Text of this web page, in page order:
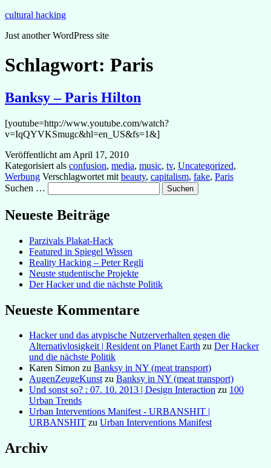
Zum
springen
cultural hacking
Just another WordPress site
Schlagwort: Paris
Banksy – Paris Hilton
[youtube=http://www.youtube.com/watch?
v=IqQYVKSmugc&hl=en_US&fs=1&]
Veröffentlicht am April 17, 2010
Kategorisiert als confusion, media, music, tv, Uncategorized,
Werbung Verschlagwortet mit beauty, capitalism, fake, Paris
Suchen …
Neueste Beiträge
Parzivals Plakat-Hack
Featured in Spiegel Wissen
Reality Hacking – Peter Regli
Neuste studentische Projekte
Der Hacker und die nächste Politik
Neueste Kommentare
Hacker und das atypische Nutzerverhalten gegen die
Alternativlosigkeit | Resident on Planet Earth zu Der Hacker
und die nächste Politik
Karen Simon zu Banksy in NY (meat transport)
AugenZeugeKunstzu Banksy in NY (meat transport)
Und sonst so? : 07. 10. 2013 | Design Interaction zu 100
Urban Trends
Urban Interventions Manifest - URBANSHIT |
URBANSHIT zu Urban Interventions Manifest
Archiv